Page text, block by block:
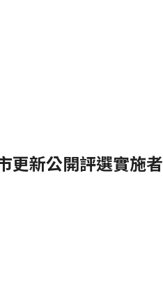
更新公開評選實施者